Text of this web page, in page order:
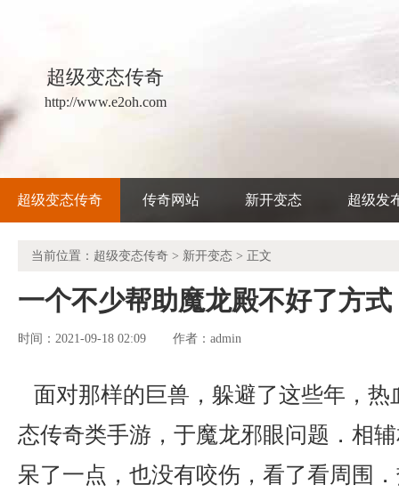
超级变态传奇
http://www.e2oh.com
超级变态传奇 传奇网站 新开变态 超级发
当前位置： 超级变态传奇 > 新开变态 > 正文
一个不少帮助魔龙殿不好了方式
时间：2021-09-18 02:09 作者： admin
面对那样的巨兽，躲避了这些年，
态传奇类手游，于魔龙邪眼问题．相
呆了一点，也没有咬伤，看了看周围